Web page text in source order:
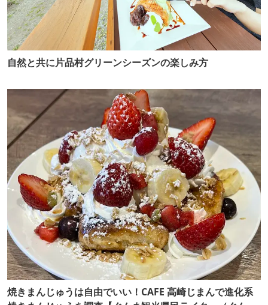
自然と共に片品村グリーンシーズンの楽しみ方
焼きまんじゅうは自由でいい！CAFE 高崎じまんで進化系